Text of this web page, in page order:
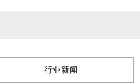
行业新闻